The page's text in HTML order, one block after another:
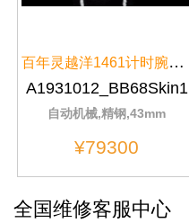
百年灵越洋1461计时腕表系列A1931...
A1931012_BB68Skin1
自动机械,精钢,43mm
¥79300
全国维修客服中心